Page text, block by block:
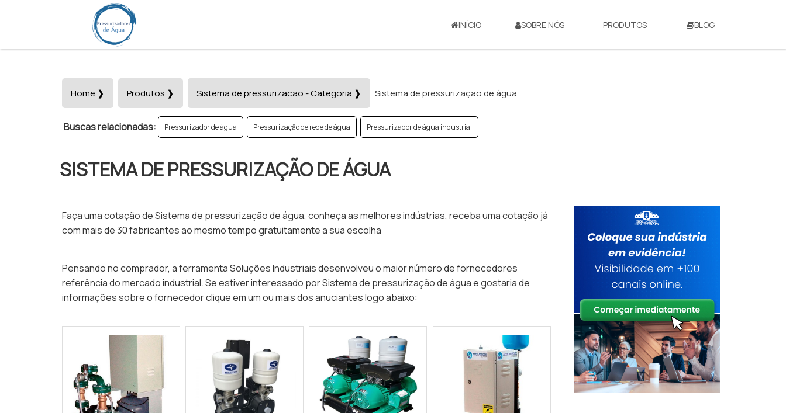
INÍCIO SOBRE NÓS PRODUTOS BLOG
Home ❱ Produtos ❱ Sistema de pressurizacao - Categoria ❱ Sistema de pressurização de água
Buscas relacionadas: Pressurizador de água Pressurizaçăo de rede de água Pressurizador de água industrial
SISTEMA DE PRESSURIZAÇÃO DE ÁGUA
Faça uma cotação de Sistema de pressurização de água, conheça as melhores indústrias, receba uma cotação já
com mais de 30 fabricantes ao mesmo tempo gratuitamente a sua escolha
Pensando no comprador, a ferramenta Soluções Industriais desenvolveu o maior número de fornecedores
referência do mercado industrial. Se estiver interessado por Sistema de pressurização de água e gostaria de
informações sobre o fornecedor clique em um ou mais dos anuciantes logo abaixo: